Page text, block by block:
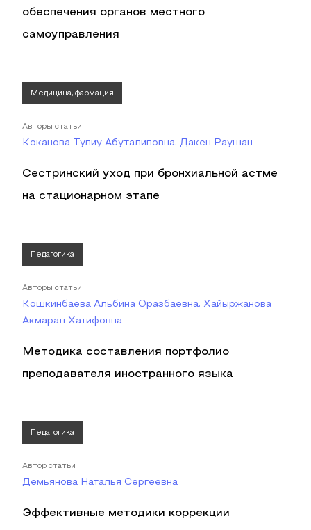
обеспечения органов местного
самоуправления
Медицина, фармация
Авторы статьи
Коканова Тулиу Абуталиповна, Дакен Раушан
Сестринский уход при бронхиальной астме
на стационарном этапе
Педагогика
Авторы статьи
Кошкинбаева Альбина Оразбаевна, Хайыржанова
Акмарал Хатифовна
Методика составления портфолио
преподавателя иностранного языка
Педагогика
Автор статьи
Демьянова Наталья Сергеевна
Эффективные методики коррекции